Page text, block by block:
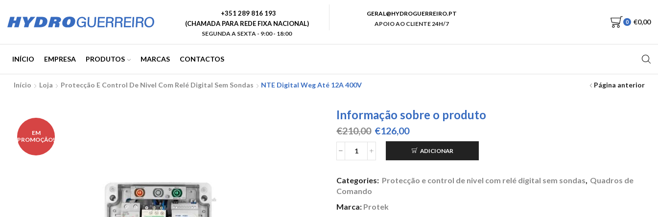
+351 289 816 193
(CHAMADA PARA REDE FIXA NACIONAL)
SEGUNDA A SEXTA - 9:00 - 18:00
GERAL@HYDROGUERREIRO.PT
APOIO AO CLIENTE 24H/7
0 €0,00
INÍCIO EMPRESA PRODUTOS MARCAS CONTACTOS
Início Loja Protecção E Control De Nivel Com Relé Digital Sem Sondas NTE Digital Weg Até 12A 400V Página anterior
EM
PROMOÇÃO!
Informação sobre o produto
€210,00 O
preço
original
era:
€210,00.
€126,00O
preço
atual
é:
€126,00.
Quantidade
Digital
Weg
até
ADICIONAR
Categories: Protecção e control de nivel com relé digital sem sondas, Quadros de
Comando
Marca: Protek